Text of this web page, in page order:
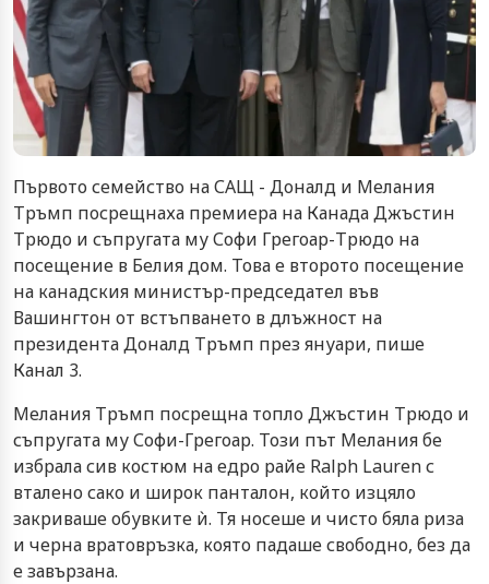
Първото семейство на САЩ - Доналд и Мелания
Тръмп посрещнаха премиера на Канада Джъстин
Трюдо и съпругата му Софи Грегоар-Трюдо на
посещение в Белия дом. Това е второто посещение
на канадския министър-председател във
Вашингтон от встъпването в длъжност на
президента Доналд Тръмп през януари, пише
Канал 3.
Мелания Тръмп посрещна топло Джъстин Трюдо и
съпругата му Софи-Грегоар. Този път Мелания бе
избрала сив костюм на едро райе Ralph Lauren с
вталено сако и широк панталон, който изцяло
закриваше обувките ѝ. Тя носеше и чисто бяла риза
и черна вратовръзка, която падаше свободно, без да
е завързана.